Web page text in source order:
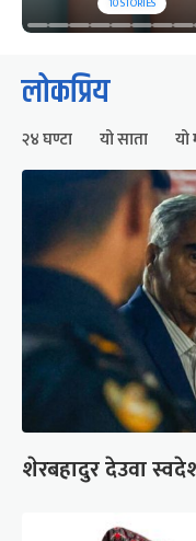
लोकप्रिय
२४ घण्टा यो साता यो
शेरबहादुर देउवा